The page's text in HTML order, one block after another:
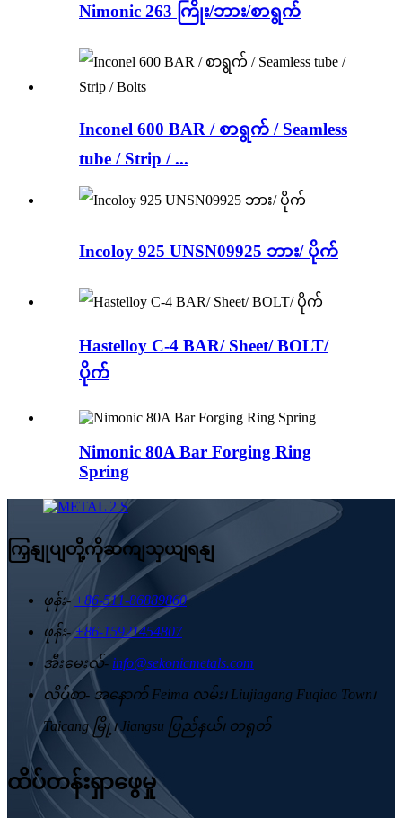
Nimonic 263 ကြိုး/ဘား/စာရွက်
Inconel 600 BAR / စာရွက် / Seamless
tube / Strip / ...
Incoloy 925 UNSN09925 ဘား/ ပိုက်
Hastelloy C-4 BAR/ Sheet/ BOLT/
ပိုက်
Nimonic 80A Bar Forging Ring
Spring
ကြှနျုပျတို့ကိုဆကျသှယျရနျ
ဖုန်း- +86-511-86889860
ဖုန်း- +86-15921454807
အီးမေးလ်- info@sekonicmetals.com
လိပ်စာ- အနောက် Feima လမ်း၊ Liujiagang Fuqiao Town၊
Taicang မြို့၊ Jiangsu ပြည်နယ်၊ တရုတ်
ထိပ်တန်းရှာဖွေမှု